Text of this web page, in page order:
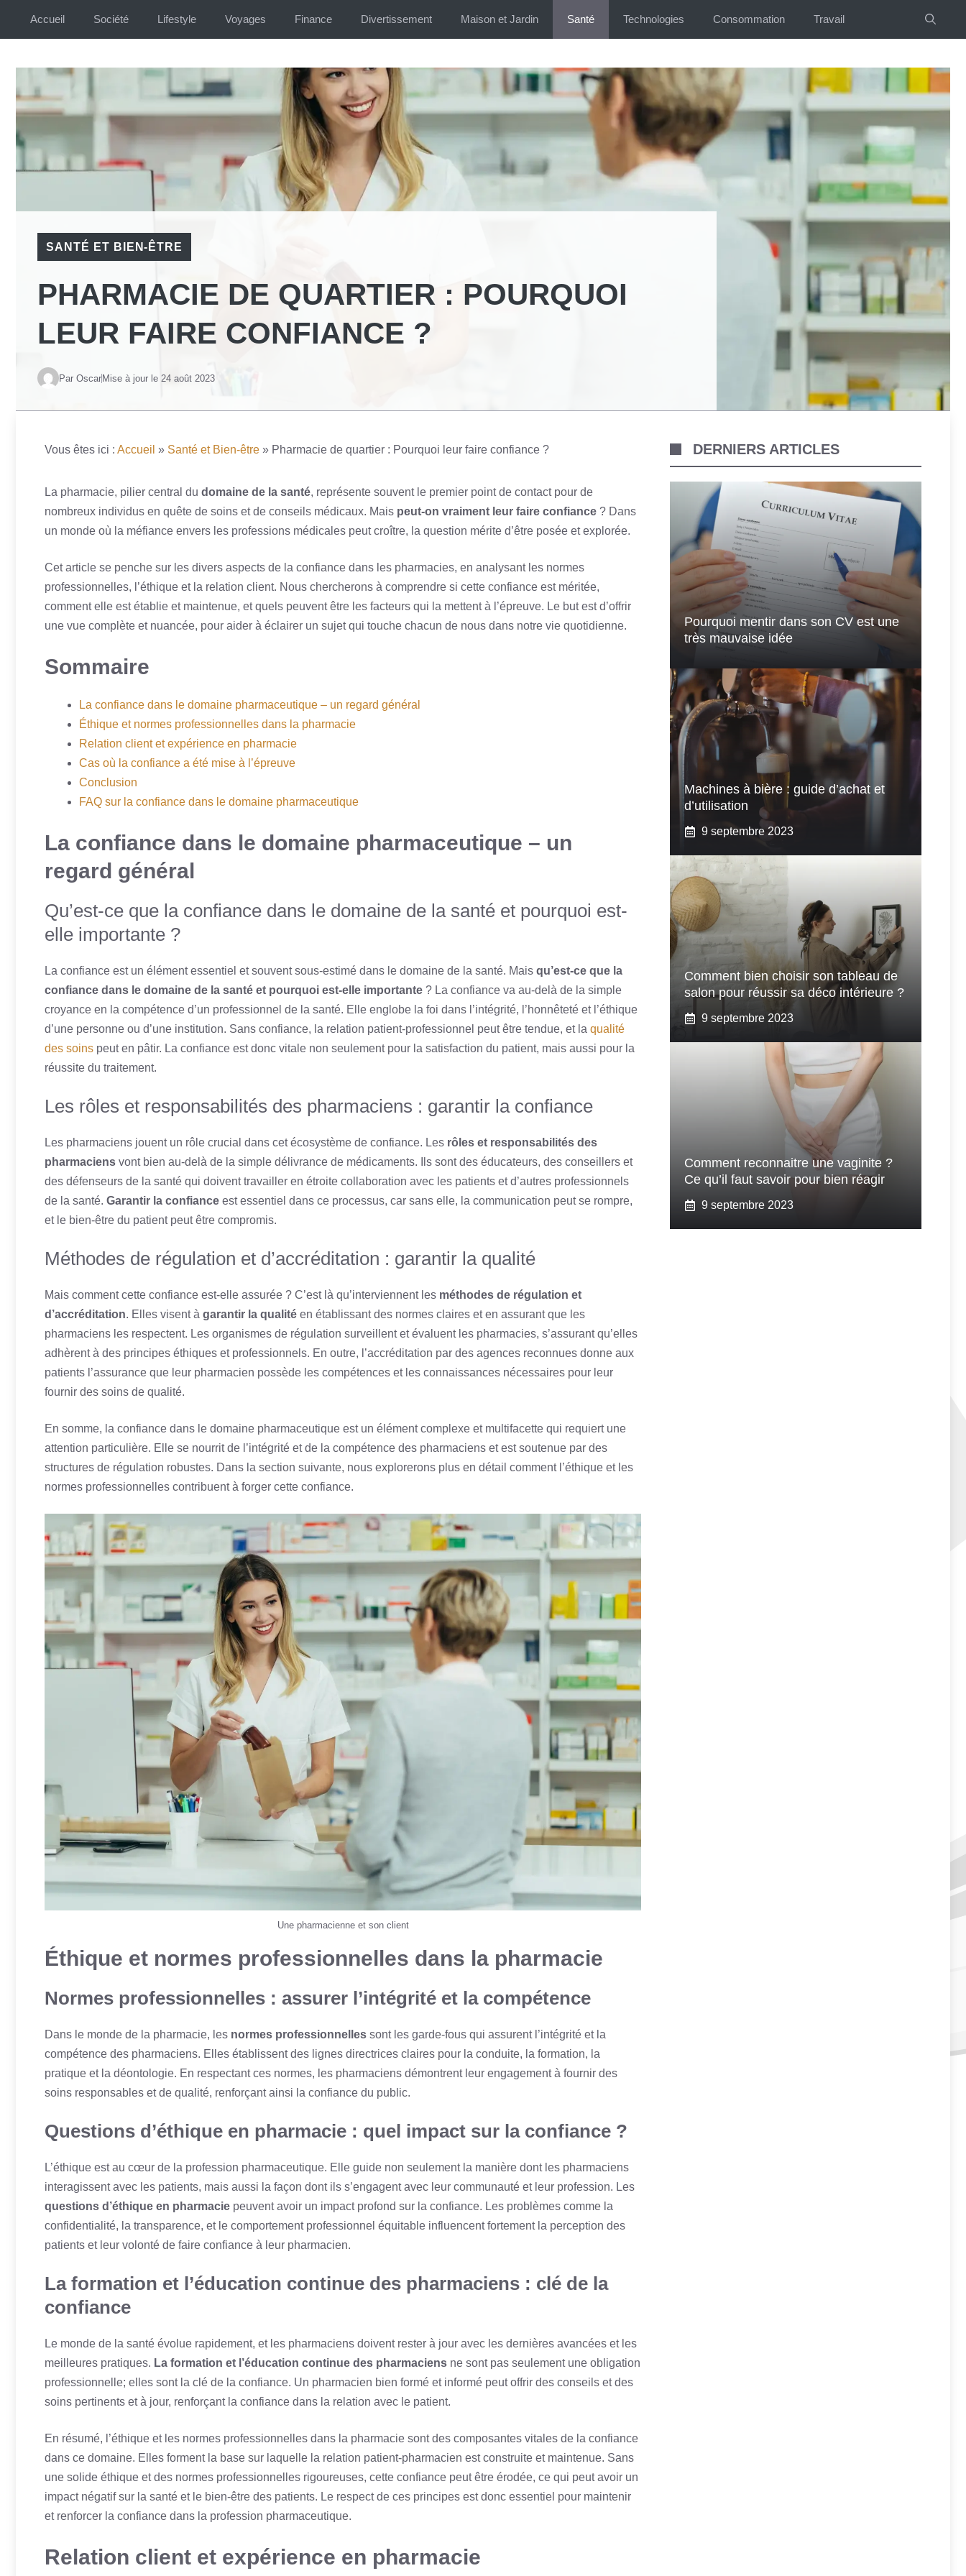
Accueil Société Lifestyle Voyages Finance Divertissement Maison et Jardin Santé Technologies Consommation Travail
SANTÉ ET BIEN-ÊTRE
PHARMACIE DE QUARTIER : POURQUOI
LEUR FAIRE CONFIANCE ?
Par OscarMise à jour le 24 août 2023
Vous êtes ici : Accueil » Santé et Bien-être » Pharmacie de quartier : Pourquoi leur faire confiance ?
La pharmacie, pilier central du domaine de la santé, représente souvent le premier point de contact pour de
nombreux individus en quête de soins et de conseils médicaux. Mais peut-on vraiment leur faire confiance ? Dans
un monde où la méfiance envers les professions médicales peut croître, la question mérite d’être posée et explorée.
Cet article se penche sur les divers aspects de la confiance dans les pharmacies, en analysant les normes
professionnelles, l’éthique et la relation client. Nous chercherons à comprendre si cette confiance est méritée,
comment elle est établie et maintenue, et quels peuvent être les facteurs qui la mettent à l’épreuve. Le but est d’offrir
une vue complète et nuancée, pour aider à éclairer un sujet qui touche chacun de nous dans notre vie quotidienne.
Sommaire
La confiance dans le domaine pharmaceutique – un regard général
Éthique et normes professionnelles dans la pharmacie
Relation client et expérience en pharmacie
Cas où la confiance a été mise à l’épreuve
Conclusion
FAQ sur la confiance dans le domaine pharmaceutique
La confiance dans le domaine pharmaceutique – un
regard général
Qu’est-ce que la confiance dans le domaine de la santé et pourquoi est-
elle importante ?
La confiance est un élément essentiel et souvent sous-estimé dans le domaine de la santé. Mais qu’est-ce que la
confiance dans le domaine de la santé et pourquoi est-elle importante ? La confiance va au-delà de la simple
croyance en la compétence d’un professionnel de la santé. Elle englobe la foi dans l’intégrité, l’honnêteté et l’éthique
d’une personne ou d’une institution. Sans confiance, la relation patient-professionnel peut être tendue, et la qualité
des soins peut en pâtir. La confiance est donc vitale non seulement pour la satisfaction du patient, mais aussi pour la
réussite du traitement.
Les rôles et responsabilités des pharmaciens : garantir la confiance
Les pharmaciens jouent un rôle crucial dans cet écosystème de confiance. Les rôles et responsabilités des
pharmaciens vont bien au-delà de la simple délivrance de médicaments. Ils sont des éducateurs, des conseillers et
des défenseurs de la santé qui doivent travailler en étroite collaboration avec les patients et d’autres professionnels
de la santé. Garantir la confiance est essentiel dans ce processus, car sans elle, la communication peut se rompre,
et le bien-être du patient peut être compromis.
Méthodes de régulation et d’accréditation : garantir la qualité
Mais comment cette confiance est-elle assurée ? C’est là qu’interviennent les méthodes de régulation et
d’accréditation. Elles visent à garantir la qualité en établissant des normes claires et en assurant que les
pharmaciens les respectent. Les organismes de régulation surveillent et évaluent les pharmacies, s’assurant qu’elles
adhèrent à des principes éthiques et professionnels. En outre, l’accréditation par des agences reconnues donne aux
patients l’assurance que leur pharmacien possède les compétences et les connaissances nécessaires pour leur
fournir des soins de qualité.
En somme, la confiance dans le domaine pharmaceutique est un élément complexe et multifacette qui requiert une
attention particulière. Elle se nourrit de l’intégrité et de la compétence des pharmaciens et est soutenue par des
structures de régulation robustes. Dans la section suivante, nous explorerons plus en détail comment l’éthique et les
normes professionnelles contribuent à forger cette confiance.
Une pharmacienne et son client
Éthique et normes professionnelles dans la pharmacie
Normes professionnelles : assurer l’intégrité et la compétence
Dans le monde de la pharmacie, les normes professionnelles sont les garde-fous qui assurent l’intégrité et la
compétence des pharmaciens. Elles établissent des lignes directrices claires pour la conduite, la formation, la
pratique et la déontologie. En respectant ces normes, les pharmaciens démontrent leur engagement à fournir des
soins responsables et de qualité, renforçant ainsi la confiance du public.
Questions d’éthique en pharmacie : quel impact sur la confiance ?
L’éthique est au cœur de la profession pharmaceutique. Elle guide non seulement la manière dont les pharmaciens
interagissent avec les patients, mais aussi la façon dont ils s’engagent avec leur communauté et leur profession. Les
questions d’éthique en pharmacie peuvent avoir un impact profond sur la confiance. Les problèmes comme la
confidentialité, la transparence, et le comportement professionnel équitable influencent fortement la perception des
patients et leur volonté de faire confiance à leur pharmacien.
La formation et l’éducation continue des pharmaciens : clé de la
confiance
Le monde de la santé évolue rapidement, et les pharmaciens doivent rester à jour avec les dernières avancées et les
meilleures pratiques. La formation et l’éducation continue des pharmaciens ne sont pas seulement une obligation
professionnelle; elles sont la clé de la confiance. Un pharmacien bien formé et informé peut offrir des conseils et des
soins pertinents et à jour, renforçant la confiance dans la relation avec le patient.
En résumé, l’éthique et les normes professionnelles dans la pharmacie sont des composantes vitales de la confiance
dans ce domaine. Elles forment la base sur laquelle la relation patient-pharmacien est construite et maintenue. Sans
une solide éthique et des normes professionnelles rigoureuses, cette confiance peut être érodée, ce qui peut avoir un
impact négatif sur la santé et le bien-être des patients. Le respect de ces principes est donc essentiel pour maintenir
et renforcer la confiance dans la profession pharmaceutique.
Relation client et expérience en pharmacie
DERNIERS ARTICLES
Pourquoi mentir dans son CV est une
très mauvaise idée
Machines à bière : guide d’achat et
d’utilisation
9 septembre 2023
Comment bien choisir son tableau de
salon pour réussir sa déco intérieure ?
9 septembre 2023
Comment reconnaitre une vaginite ?
Ce qu’il faut savoir pour bien réagir
9 septembre 2023